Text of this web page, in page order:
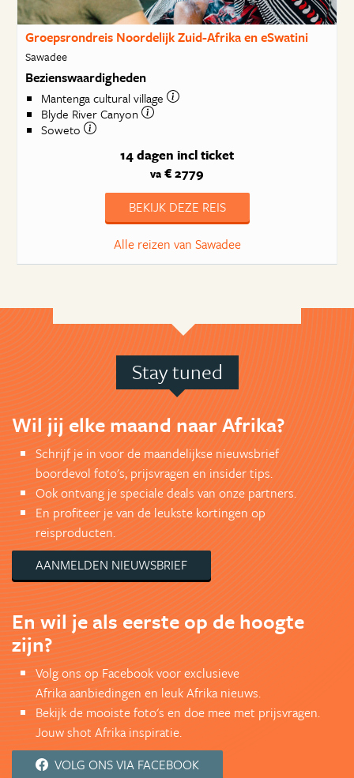
Groepsrondreis Noordelijk Zuid-Afrika en eSwatini
Sawadee
Bezienswaardigheden
Mantenga cultural village
Blyde River Canyon
Soweto
14 dagen incl ticket
va € 2779
BEKIJK DEZE REIS
Alle reizen van Sawadee
Stay tuned
Wil jij elke maand naar Afrika?
Schrijf je in voor de maandelijkse nieuwsbrief
boordevol foto's, prijsvragen en insider tips.
Ook ontvang je speciale deals van onze partners.
En profiteer je van de leukste kortingen op
reisproducten.
AANMELDEN NIEUWSBRIEF
En wil je als eerste op de hoogte
zijn?
Volg ons op Facebook voor exclusieve
Afrika aanbiedingen en leuk Afrika nieuws.
Bekijk de mooiste foto's en doe mee met prijsvragen.
Jouw shot Afrika inspiratie.
VOLG ONS VIA FACEBOOK